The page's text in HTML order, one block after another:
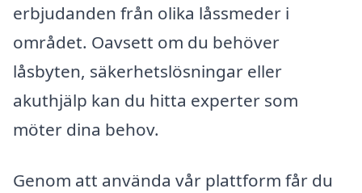
erbjudanden från olika låssmeder i
området. Oavsett om du behöver
låsbyten, säkerhetslösningar eller
akuthjälp kan du hitta experter som
möter dina behov.
Genom att använda vår plattform får du